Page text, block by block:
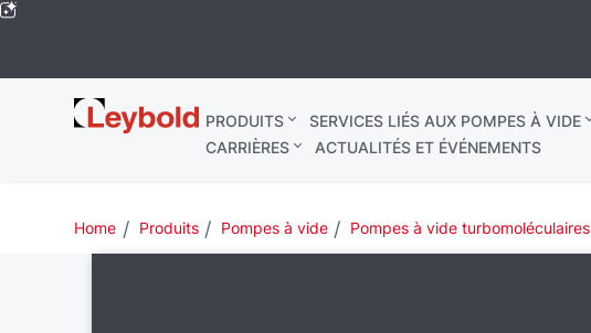
Leybold
Mondial
PRODUITS SERVICES LIÉS AUX POMPES À VIDE
CARRIÈRES
ACTUALITÉS ET ÉVÉNEMENTS
Home Produits Pompes à vide Pompes à vide turbomoléculaires